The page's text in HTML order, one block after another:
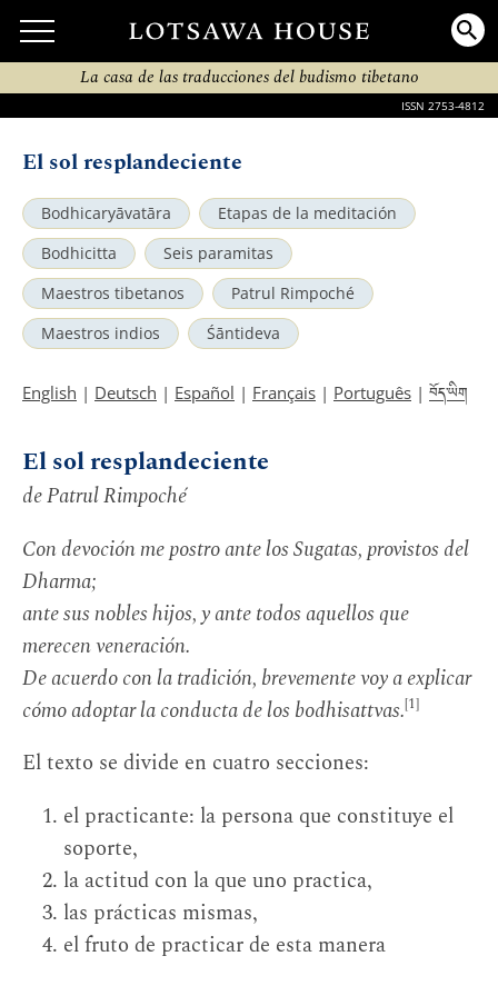
La casa de las traducciones del budismo tibetano
ISSN 2753-4812
El sol resplandeciente
Bodhicaryāvatāra
Etapas de la meditación
Bodhicitta
Seis paramitas
Maestros tibetanos
Patrul Rimpoché
Maestros indios
Śāntideva
English | Deutsch | Español | Français | Português | བོད་ཡིག
El sol resplandeciente
de Patrul Rimpoché
Con devoción me postro ante los Sugatas, provistos del
Dharma;
ante sus nobles hijos, y ante todos aquellos que
merecen veneración.
De acuerdo con la tradición, brevemente voy a explicar
cómo adoptar la conducta de los bodhisattvas.[1]
El texto se divide en cuatro secciones:
el practicante: la persona que constituye el
soporte,
la actitud con la que uno practica,
las prácticas mismas,
el fruto de practicar de esta manera